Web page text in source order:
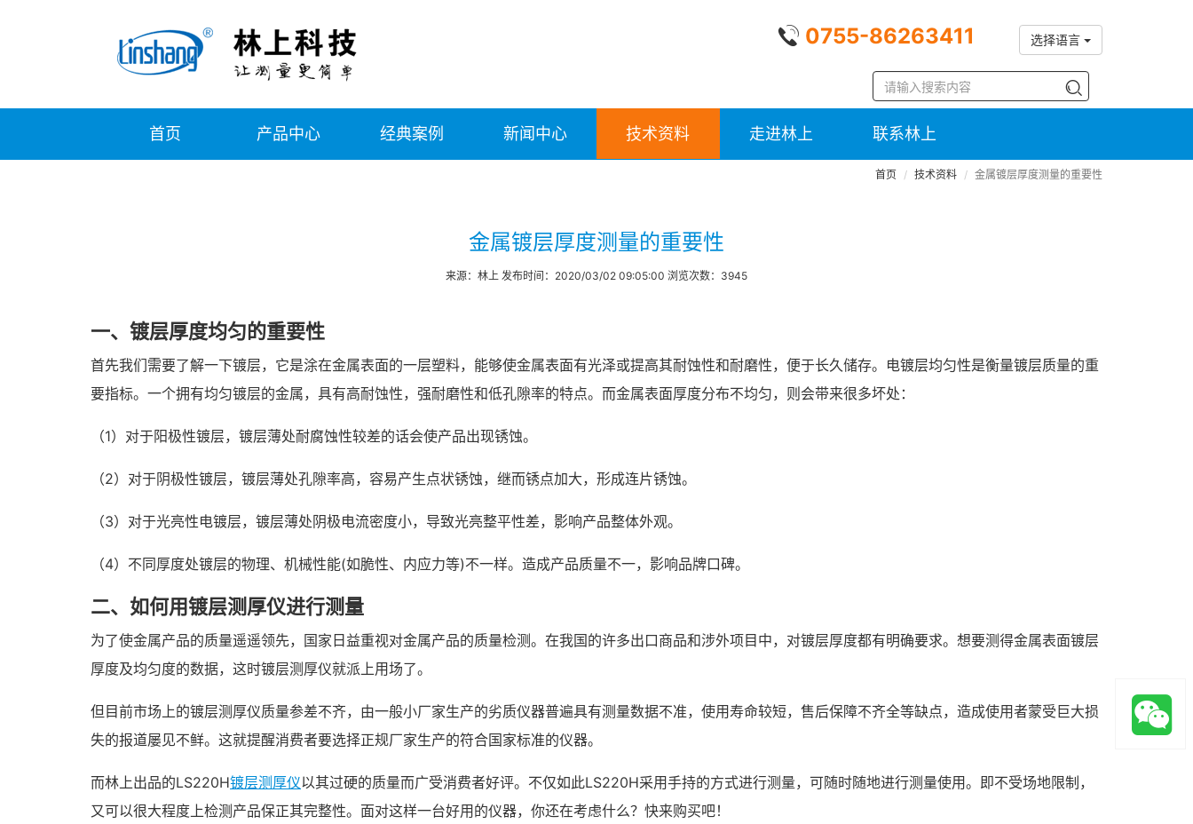
0755-86263411 选择语言
首页 产品中心 经典案例 新闻中心 技术资料 走进林上 联系林上
首页 技术资料 金属镀层厚度测量的重要性
金属镀层厚度测量的重要性
来源：林上 发布时间：2020/03/02 09:05:00 浏览次数：3945
一、镀层厚度均匀的重要性
首先我们需要了解一下镀层，它是涂在金属表面的一层塑料，能够使金属表面有光泽或提高其耐蚀性和耐磨性，便于长久储存。电镀层均匀性是衡量镀层质量的重
要指标。一个拥有均匀镀层的金属，具有高耐蚀性，强耐磨性和低孔隙率的特点。而金属表面厚度分布不均匀，则会带来很多坏处：
（1）对于阳极性镀层，镀层薄处耐腐蚀性较差的话会使产品出现锈蚀。
（2）对于阴极性镀层，镀层薄处孔隙率高，容易产生点状锈蚀，继而锈点加大，形成连片锈蚀。
（3）对于光亮性电镀层，镀层薄处阴极电流密度小，导致光亮整平性差，影响产品整体外观。
（4）不同厚度处镀层的物理、机械性能(如脆性、内应力等)不一样。造成产品质量不一，影响品牌口碑。
二、如何用镀层测厚仪进行测量
为了使金属产品的质量遥遥领先，国家日益重视对金属产品的质量检测。在我国的许多出口商品和涉外项目中，对镀层厚度都有明确要求。想要测得金属表面镀层
厚度及均匀度的数据，这时镀层测厚仪就派上用场了。
但目前市场上的镀层测厚仪质量参差不齐，由一般小厂家生产的劣质仪器普遍具有测量数据不准，使用寿命较短，售后保障不齐全等缺点，造成使用者蒙受巨大损
失的报道屡见不鲜。这就提醒消费者要选择正规厂家生产的符合国家标准的仪器。
而林上出品的LS220H镀层测厚仪以其过硬的质量而广受消费者好评。不仅如此LS220H采用手持的方式进行测量，可随时随地进行测量使用。即不受场地限制，
又可以很大程度上检测产品保正其完整性。面对这样一台好用的仪器，你还在考虑什么？快来购买吧！